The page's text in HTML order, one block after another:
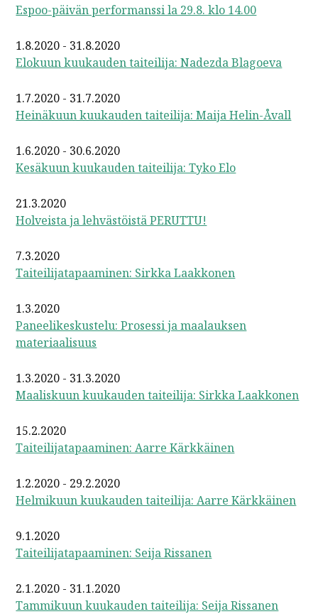
Espoo-päivän performanssi la 29.8. klo 14.00
1.8.2020 - 31.8.2020
Elokuun kuukauden taiteilija: Nadezda Blagoeva
1.7.2020 - 31.7.2020
Heinäkuun kuukauden taiteilija: Maija Helin-Åvall
1.6.2020 - 30.6.2020
Kesäkuun kuukauden taiteilija: Tyko Elo
21.3.2020
Holveista ja lehvästöistä PERUTTU!
7.3.2020
Taiteilijatapaaminen: Sirkka Laakkonen
1.3.2020
Paneelikeskustelu: Prosessi ja maalauksen
materiaalisuus
1.3.2020 - 31.3.2020
Maaliskuun kuukauden taiteilija: Sirkka Laakkonen
15.2.2020
Taiteilijatapaaminen: Aarre Kärkkäinen
1.2.2020 - 29.2.2020
Helmikuun kuukauden taiteilija: Aarre Kärkkäinen
9.1.2020
Taiteilijatapaaminen: Seija Rissanen
2.1.2020 - 31.1.2020
Tammikuun kuukauden taiteilija: Seija Rissanen